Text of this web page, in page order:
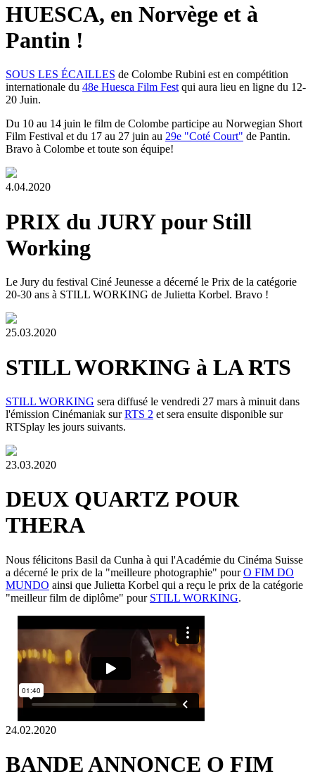
HUESCA, en Norvège et à
Pantin !
SOUS LES ÉCAILLES de Colombe Rubini est en compétition
internationale du 48e Huesca Film Fest qui aura lieu en ligne du 12-
20 Juin.
Du 10 au 14 juin le film de Colombe participe au Norwegian Short
Film Festival et du 17 au 27 juin au 29e "Coté Court" de Pantin.
Bravo à Colombe et toute son équipe!
4.04.2020
PRIX du JURY pour Still
Working
Le Jury du festival Ciné Jeunesse a décerné le Prix de la catégorie
20-30 ans à STILL WORKING de Julietta Korbel. Bravo !
25.03.2020
STILL WORKING à LA RTS
STILL WORKING sera diffusé le vendredi 27 mars à minuit dans
l'émission Cinémaniak surRTS 2 et sera ensuite disponible sur
RTSplay les jours suivants.
23.03.2020
DEUX QUARTZ POUR
THERA
Nous félicitons Basil da Cunha à qui l'Académie du Cinéma Suisse
a décerné le prix de la "meilleure photographie" pourO FIM DO
MUNDO ainsi que Julietta Korbel qui a reçu le prix de la catégorie
"meilleur film de diplôme" pour STILL WORKING.
24.02.2020
BANDE ANNONCE O FIM